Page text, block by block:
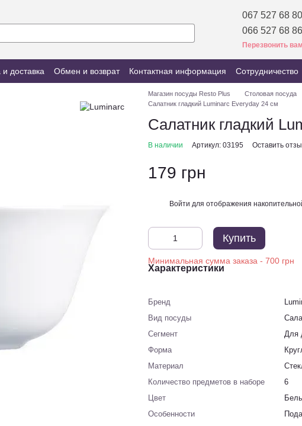
067 527 68 80
066 527 68 86
Перезвонить
доставка Обмен и возврат Контактная информация Сотрудничество
Магазин посуды Resto Plus Столовая посуда
Салатник гладкий Luminarc Everyday 24 см
Салатник гладкий
В наличии Артикул: 03195 Оставить
179 грн
Войти для отображения
Купить
Характеристики
Бренд
Вид посуды
Сегмент
Для
Форма
Материал
Количество предметов в наборе
6
Цвет
Особенности